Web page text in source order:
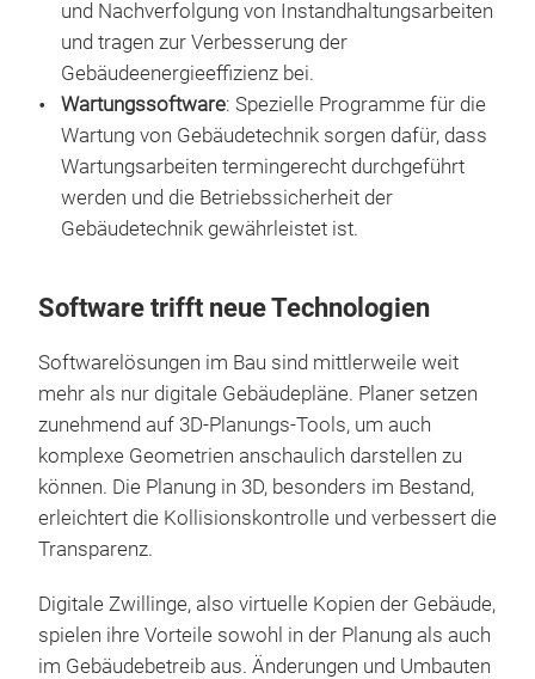
und Nachverfolgung von Instandhaltungsarbeiten
und tragen zur Verbesserung der
Gebäudeenergieeffizienz bei.
Wartungssoftware: Spezielle Programme für die
Wartung von Gebäudetechnik sorgen dafür, dass
Wartungsarbeiten termingerecht durchgeführt
werden und die Betriebssicherheit der
Gebäudetechnik gewährleistet ist.
Software trifft neue Technologien
Softwarelösungen im Bau sind mittlerweile weit
mehr als nur digitale Gebäudepläne. Planer setzen
zunehmend auf 3D-Planungs-Tools, um auch
komplexe Geometrien anschaulich darstellen zu
können. Die Planung in 3D, besonders im Bestand,
erleichtert die Kollisionskontrolle und verbessert die
Transparenz.
Digitale Zwillinge, also virtuelle Kopien der Gebäude,
spielen ihre Vorteile sowohl in der Planung als auch
im Gebäudebetreib aus. Änderungen und Umbauten